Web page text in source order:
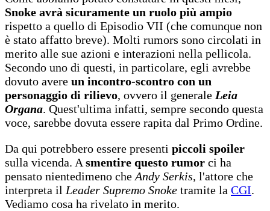
Snoke avrà sicuramente un ruolo più ampio
rispetto a quello di Episodio VII (che comunque non
è stato affatto breve). Molti rumors sono circolati in
merito alle sue azioni e interazioni nella pellicola.
Secondo uno di questi, in particolare, egli avrebbe
dovuto avere un incontro-scontro con un
personaggio di rilievo, ovvero il generale Leia
Organa. Quest'ultima infatti, sempre secondo questa
voce, sarebbe dovuta essere rapita dal Primo Ordine.
Da qui potrebbero essere presenti piccoli spoiler
sulla vicenda. A smentire questo rumor ci ha
pensato nientedimeno che Andy Serkis, l'attore che
interpreta il Leader Supremo Snoke tramite la CGI.
Vediamo cosa ha rivelato in merito.